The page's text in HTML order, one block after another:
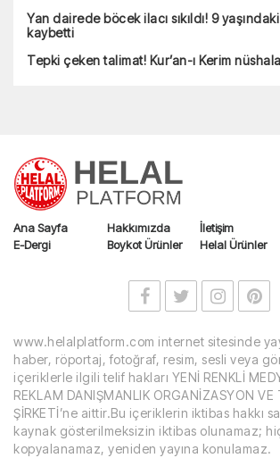
Yan dairede böcek ilacı sıkıldı! 9
kaybetti
Tepki çeken talimat! Kur’an-ı Kerim
Ana Sayfa Hakkımızda İletişim
E-Dergi
Boykot Ürünler Helal Ürünler
www.helalplatform.com internet sitesinde
haber, röportaj, fotoğraf, resim, sesli veya
içeriklerle ilgili telif hakları YENİ RENKLİ
REKLAM DANIŞMANLIK ORGANİZASYON
ŞİRKETİ’ne aittir.Bu içeriklerin iktibas hakkı
kaynak gösterilmeksizin iktibas olunamaz;
kopyalanamaz, yeniden yayına konulamaz.